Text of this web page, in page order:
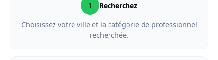
1 Recherchez
Choisissez votre ville et la catégorie de professionnel
recherchée.